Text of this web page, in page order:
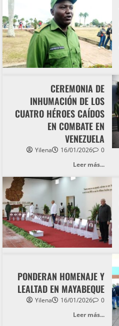
CEREMONIA DE
INHUMACIÓN DE LOS
CUATRO HÉROES CAÍDOS
EN COMBATE EN
VENEZUELA
Yilena 16/01/2026
0
Leer más...
PONDERAN HOMENAJE Y
LEALTAD EN MAYABEQUE
Yilena 16/01/2026
0
Leer más...